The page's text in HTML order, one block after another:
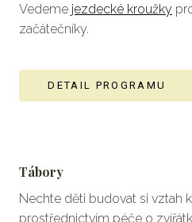
Vedeme jezdecké kroužky
začátečníky.
DETAIL PROGRAMU
Tábory
Nechte děti budovat si vztah
prostřednictvím péče o